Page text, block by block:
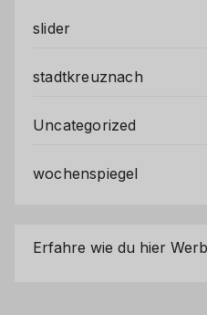
slider
stadtkreuznach
Uncategorized
wochenspiegel
Erfahre wie du hier